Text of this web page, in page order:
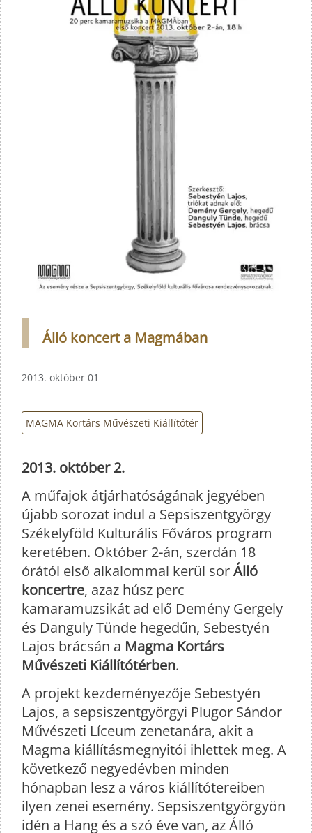
Álló koncert a Magmában
2013. október 01
MAGMA Kortárs Művészeti Kiállítótér
2013. október 2.
A műfajok átjárhatóságának jegyében
újabb sorozat indul a Sepsiszentgyörgy
Székelyföld Kulturális Főváros program
keretében. Október 2-án, szerdán 18
órától első alkalommal kerül sorÁlló
koncertre, azaz húsz perc
kamaramuzsikát ad elő Demény Gergely
és Danguly Tünde hegedűn, Sebestyén
Lajos brácsán a Magma Kortárs
Művészeti Kiállítótérben.
A projekt kezdeményezője Sebestyén
Lajos, a sepsiszentgyörgyi Plugor Sándor
Művészeti Líceum zenetanára, akit a
Magma kiállításmegnyitói ihlettek meg. A
következő negyedévben minden
hónapban lesz a város kiállítótereiben
ilyen zenei esemény. Sepsiszentgyörgyön
idén a Hang és a szó éve van, az Álló